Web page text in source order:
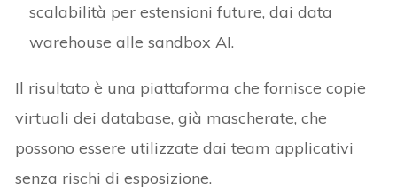
scalabilità per estensioni future, dai data
warehouse alle sandbox AI.
Il risultato è una piattaforma che fornisce copie
virtuali dei database, già mascherate, che
possono essere utilizzate dai team applicativi
senza rischi di esposizione.